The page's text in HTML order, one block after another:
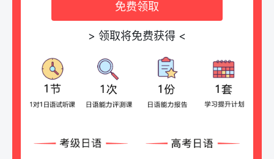
免费领取
> 领取将免费获得 <